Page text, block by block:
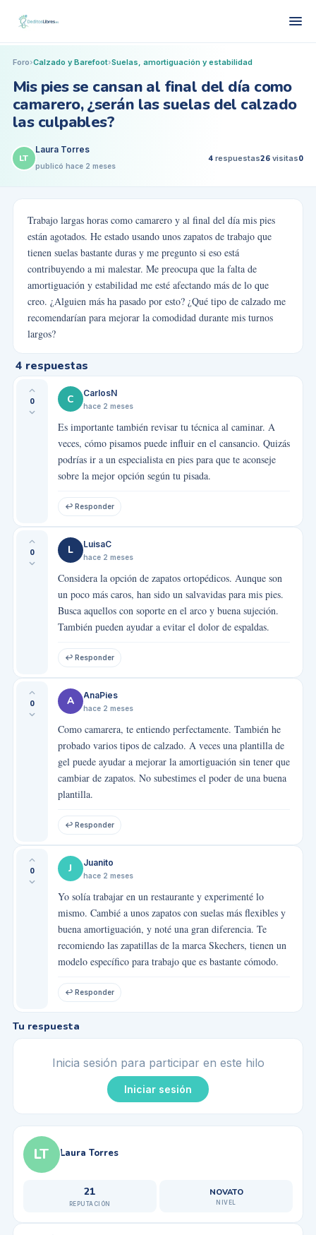
Foro›Calzado y Barefoot›Suelas, amortiguación y estabilidad
Mis pies se cansan al final del día como
camarero, ¿serán las suelas del calzado
las culpables?
LT
Laura Torres
publicó hace 2 meses
4 respuestas26 visitas0
Trabajo largas horas como camarero y al final del día mis pies
están agotados. He estado usando unos zapatos de trabajo que
tienen suelas bastante duras y me pregunto si eso está
contribuyendo a mi malestar. Me preocupa que la falta de
amortiguación y estabilidad me esté afectando más de lo que
creo. ¿Alguien más ha pasado por esto? ¿Qué tipo de calzado me
recomendarían para mejorar la comodidad durante mis turnos
largos?
4 respuestas
0 C CarlosN
hace 2 meses
Es importante también revisar tu técnica al caminar. A
veces, cómo pisamos puede influir en el cansancio. Quizás
podrías ir a un especialista en pies para que te aconseje
sobre la mejor opción según tu pisada.
↩ Responder
0 L LuisaC
hace 2 meses
Considera la opción de zapatos ortopédicos. Aunque son
un poco más caros, han sido un salvavidas para mis pies.
Busca aquellos con soporte en el arco y buena sujeción.
También pueden ayudar a evitar el dolor de espaldas.
↩ Responder
0 A AnaPies
hace 2 meses
Como camarera, te entiendo perfectamente. También he
probado varios tipos de calzado. A veces una plantilla de
gel puede ayudar a mejorar la amortiguación sin tener que
cambiar de zapatos. No subestimes el poder de una buena
plantilla.
↩ Responder
0 J Juanito
hace 2 meses
Yo solía trabajar en un restaurante y experimenté lo
mismo. Cambié a unos zapatos con suelas más flexibles y
buena amortiguación, y noté una gran diferencia. Te
recomiendo las zapatillas de la marca Skechers, tienen un
modelo específico para trabajo que es bastante cómodo.
↩ Responder
Tu respuesta
Inicia sesión para participar en este hilo
Iniciar sesión
LT Laura Torres
21
REPUTACIÓN
NOVATO
NIVEL